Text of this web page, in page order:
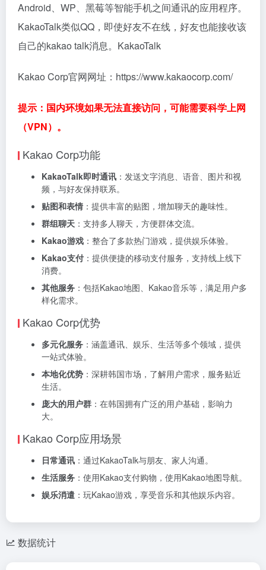
Android、WP、黑莓等智能手机之间通讯的应用程序。
KakaoTalk类似QQ，即使好友不在线，好友也能接收该
自己的kakao talk消息。KakaoTalk
Kakao Corp官网网址：https://www.kakaocorp.com/
提示：国内环境如果无法直接访问，可能需要科学上网
（VPN）。
Kakao Corp功能
KakaoTalk即时通讯 ：发送文字消息、语音、图片和视
频，与好友保持联系。
贴图和表情 ：提供丰富的贴图，增加聊天的趣味性。
群组聊天 ：支持多人聊天，方便群体交流。
Kakao游戏 ：整合了多款热门游戏，提供娱乐体验。
Kakao支付 ：提供便捷的移动支付服务，支持线上线下
消费。
其他服务 ：包括Kakao地图、Kakao音乐等，满足用户多
样化需求。
Kakao Corp优势
多元化服务 ：涵盖通讯、娱乐、生活等多个领域，提供
一站式体验。
本地化优势 ：深耕韩国市场，了解用户需求，服务贴近
生活。
庞大的用户群 ：在韩国拥有广泛的用户基础，影响力
大。
Kakao Corp应用场景
日常通讯 ：通过KakaoTalk与朋友、家人沟通。
生活服务 ：使用Kakao支付购物，使用Kakao地图导航。
娱乐消遣 ：玩Kakao游戏，享受音乐和其他娱乐内容。
数据统计